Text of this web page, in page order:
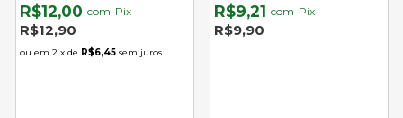
R$12,00 com Pix
R$12,90
2 x de R$6,45 sem juros
R$9,21 com Pix
R$9,90